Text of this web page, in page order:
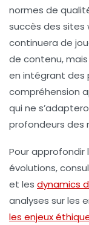
normes de
succès des sites
continuera de
de contenu,
en intégrant des
compréhension
qui ne
profondeurs des
Pour
évolutions,
et les dynamics
analyses sur les
les enjeux